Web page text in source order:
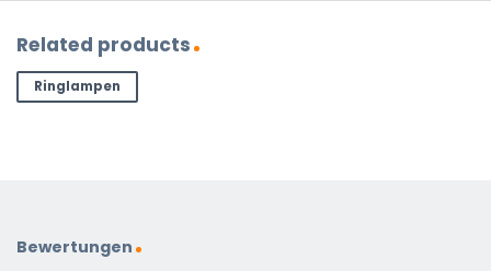
Related products
Ringlampen
Bewertungen